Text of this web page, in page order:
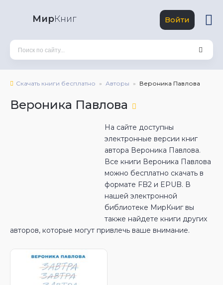
МирКниг Войти
Скачать книги бесплатно Авторы Вероника Павлова
Вероника Павлова
На сайте доступны
электронные версии книг
автора Вероника Павлова.
Все книги Вероника Павлова
можно бесплатно скачать в
формате FB2 и EPUB. В
нашей электронной
библиотеке МирКниг вы
также найдете книги других
авторов, которые могут привлечь ваше внимание.